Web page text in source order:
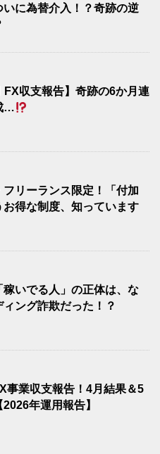
いに為替介入！？奇跡の逆
FX収支報告】奇跡の6か月連
…
リーランス限定！「付加
お得な制度、知っています
稼いでる人」の正体は、な
ィング詐欺だった！？
事業収支報告！4月結果＆5
年運用報告】